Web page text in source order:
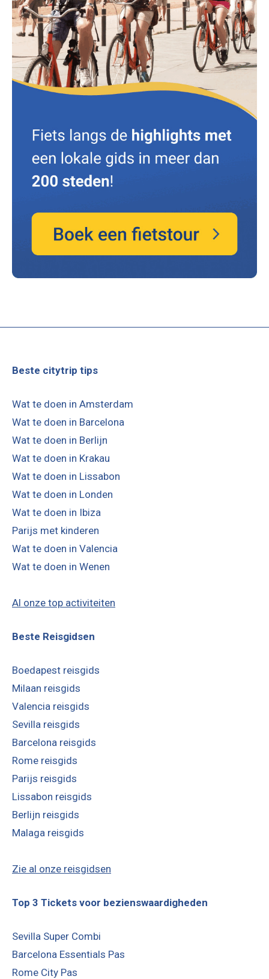
Beste citytrip tips
Wat te doen in Amsterdam
Wat te doen in Barcelona
Wat te doen in Berlijn
Wat te doen in Krakau
Wat te doen in Lissabon
Wat te doen in Londen
Wat te doen in Ibiza
Parijs met kinderen
Wat te doen in Valencia
Wat te doen in Wenen
Al onze top activiteiten
Beste Reisgidsen
Boedapest reisgids
Milaan reisgids
Valencia reisgids
Sevilla reisgids
Barcelona reisgids
Rome reisgids
Parijs reisgids
Lissabon reisgids
Berlijn reisgids
Malaga reisgids
Zie al onze reisgidsen
Top 3 Tickets voor bezienswaardigheden
Sevilla Super Combi
Barcelona Essentials Pas
Rome City Pas